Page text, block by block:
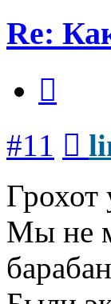
Re:
#11
Грохот
Мы не